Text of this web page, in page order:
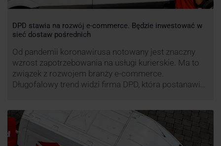
DPD stawia na rozwój e-commerce. Będzie inwestować w
sieć dostaw pośrednich
Od pandemii koronawirusa notowany jest znaczny
wzrost zapotrzebowania na usługi kurierskie. Ma to
związek z rozwojem branży e-commerce.
Długofalowy trend widzi firma DPD, która postanawia
usługi DPD Pickup. Firma już teraz chwali się danymi.